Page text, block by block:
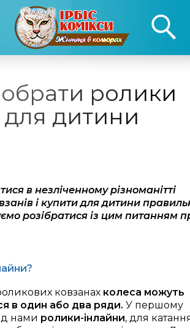
(050) 390-12-12
12-12
ролики
для дитини
в незліченному різноманітті
і купити для дитини
розібратися із цим питанням
ковзанах колеса можуть
в один або два ряди. У першому
нами ролики-інлайни, для